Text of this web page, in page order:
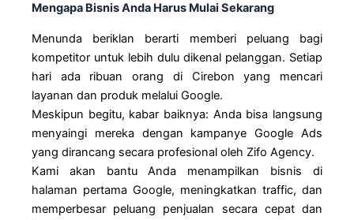
Mengapa Bisnis Anda Harus Mulai Sekarang
Menunda beriklan berarti memberi peluang bagi
kompetitor untuk lebih dulu dikenal pelanggan. Setiap
hari ada ribuan orang di Cirebon yang mencari
layanan dan produk melalui Google.
Meskipun begitu, kabar baiknya: Anda bisa langsung
menyaingi mereka dengan kampanye Google Ads
yang dirancang secara profesional oleh Zifo Agency.
Kami akan bantu Anda menampilkan bisnis di
halaman pertama Google, meningkatkan traffic, dan
memperbesar peluang penjualan secara cepat dan